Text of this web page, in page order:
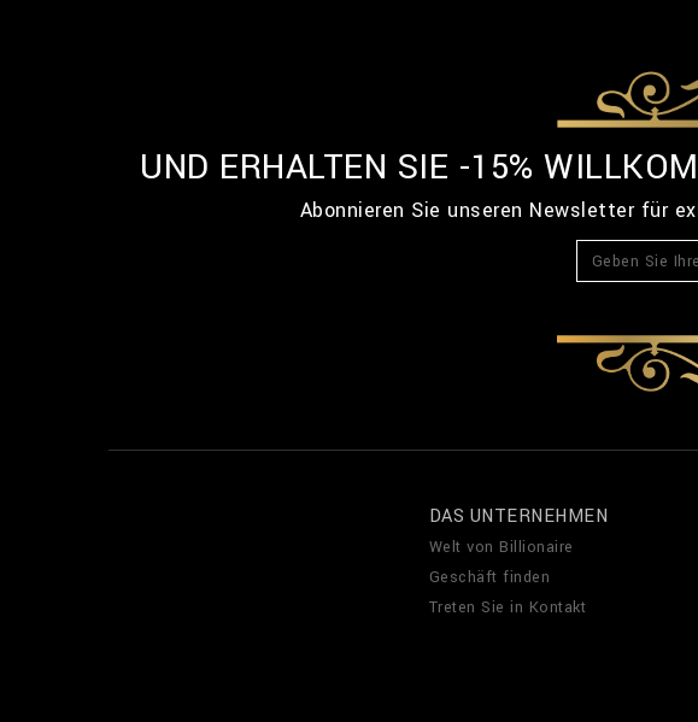
UND ERHALTEN SIE -15%
Abonnieren Sie unseren Newsletter für
DAS UNTERNEHMEN
Welt von Billionaire
Geschäft finden
Treten Sie in Kontakt